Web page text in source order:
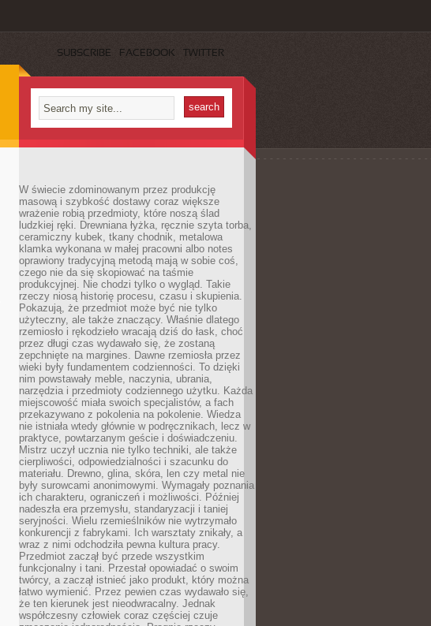
SUBSCRIBE FACEBOOK TWITTER
W świecie zdominowanym przez produkcję
masową i szybkość dostawy coraz większe
wrażenie robią przedmioty, które noszą ślad
ludzkiej ręki. Drewniana łyżka, ręcznie szyta torba,
ceramiczny kubek, tkany chodnik, metalowa
klamka wykonana w małej pracowni albo notes
oprawiony tradycyjną metodą mają w sobie coś,
czego nie da się skopiować na taśmie
produkcyjnej. Nie chodzi tylko o wygląd. Takie
rzeczy niosą historię procesu, czasu i skupienia.
Pokazują, że przedmiot może być nie tylko
użyteczny, ale także znaczący. Właśnie dlatego
rzemiosło i rękodzieło wracają dziś do łask, choć
przez długi czas wydawało się, że zostaną
zepchnięte na margines. Dawne rzemiosła przez
wieki były fundamentem codzienności. To dzięki
nim powstawały meble, naczynia, ubrania,
narzędzia i przedmioty codziennego użytku. Każda
miejscowość miała swoich specjalistów, a fach
przekazywano z pokolenia na pokolenie. Wiedza
nie istniała wtedy głównie w podręcznikach, lecz w
praktyce, powtarzanym geście i doświadczeniu.
Mistrz uczył ucznia nie tylko techniki, ale także
cierpliwości, odpowiedzialności i szacunku do
materiału. Drewno, glina, skóra, len czy metal nie
były surowcami anonimowymi. Wymagały poznania
ich charakteru, ograniczeń i możliwości. Później
nadeszła era przemysłu, standaryzacji i taniej
seryjności. Wielu rzemieślników nie wytrzymało
konkurencji z fabrykami. Ich warsztaty znikały, a
wraz z nimi odchodziła pewna kultura pracy.
Przedmiot zaczął być przede wszystkim
funkcjonalny i tani. Przestał opowiadać o swoim
twórcy, a zaczął istnieć jako produkt, który można
łatwo wymienić. Przez pewien czas wydawało się,
że ten kierunek jest nieodwracalny. Jednak
współczesny człowiek coraz częściej czuje